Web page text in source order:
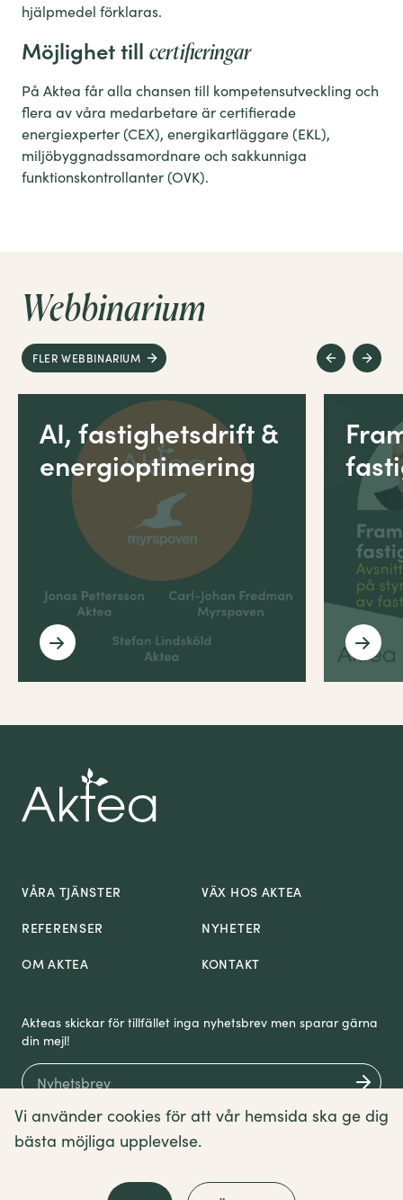
hjälpmedel förklaras.
Möjlighet till certifieringar
På Aktea får alla chansen till kompetensutveckling och
flera av våra medarbetare är certifierade
energiexperter (CEX), energikartläggare (EKL),
miljöbyggnadssamordnare och sakkunniga
funktionskontrollanter (OVK).
Webbinarium
FLER WEBBINARIUM
AI, fastighetsdrift &
energioptimering
VÅRA TJÄNSTER
VÄX HOS AKTEA
REFERENSER
NYHETER
OM AKTEA
KONTAKT
Akteas skickar för tillfället inga nyhetsbrev men sparar gärna
din mejl!
Om cookies Sitemap Villkor
Vi använder cookies för att vår hemsida ska ge dig
bästa möjliga upplevelse.